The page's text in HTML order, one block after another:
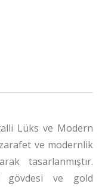
Lüks ve Modern
ve modernlik
tasarlanmıştır.
gövdesi ve gold